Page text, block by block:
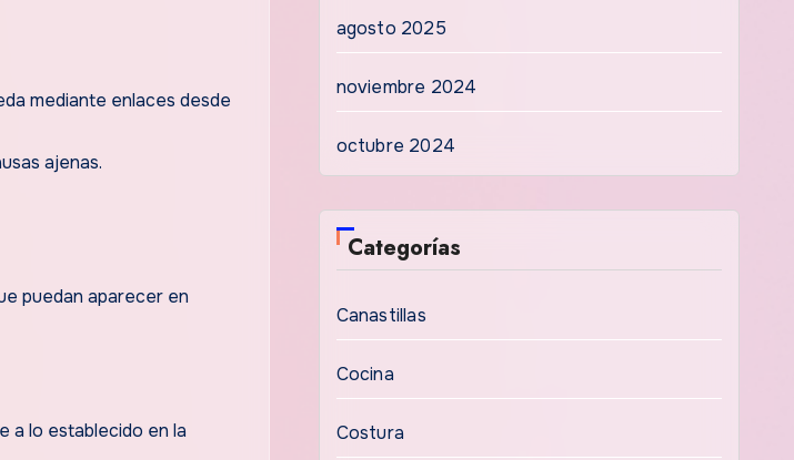
mediante enlaces desde
ajenas.
puedan aparecer en
a lo establecido en la
agosto 2025
noviembre 2024
octubre 2024
Categorías
Canastillas
Cocina
Costura